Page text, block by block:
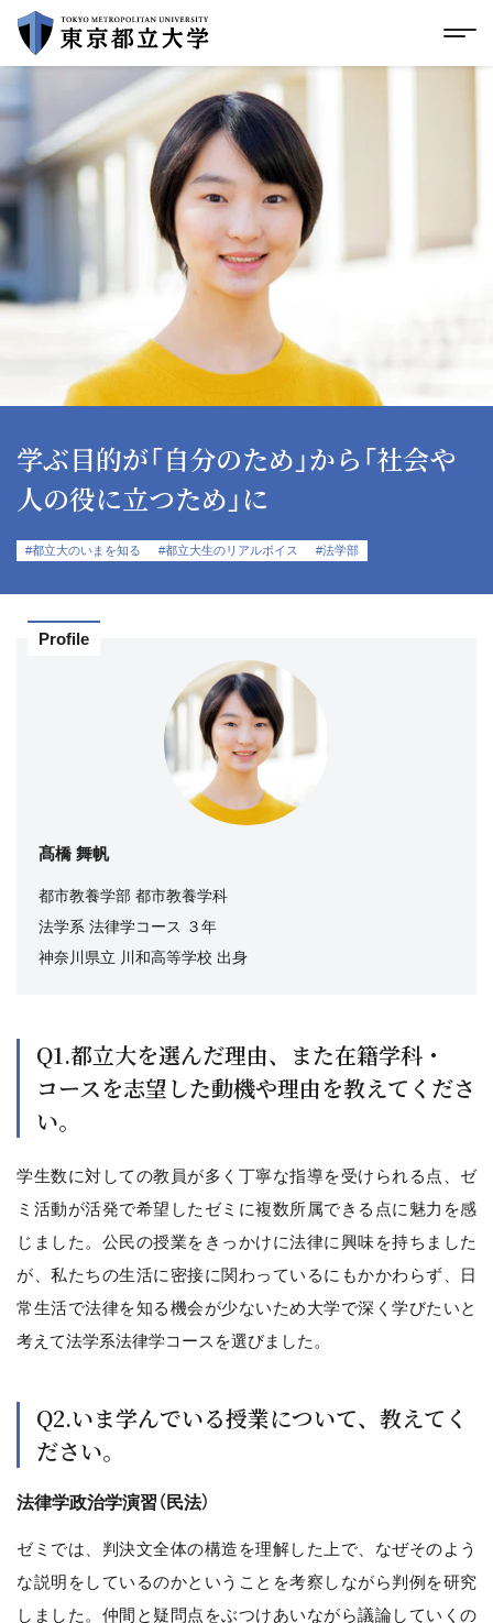
イ
コ
ン
ツ
に
ス
ッ
プ
グローバルメニューにスキップ メ
学ぶ目的が「自分のため」から「社会や
人の役に立つため」に
#都立大のいまを知る #都立大生のリアルボイス #法学部
Profile
髙橋 舞帆
都市教養学部 都市教養学科
法学系 法律学コース ３年
神奈川県立 川和高等学校 出身
Q1.都立大を選んだ理由、また在籍学科・
コースを志望した動機や理由を教えてくださ
い。
学生数に対しての教員が多く丁寧な指導を受けられる点、ゼ
ミ活動が活発で希望したゼミに複数所属できる点に魅力を感
じました。公民の授業をきっかけに法律に興味を持ちました
が、私たちの生活に密接に関わっているにもかかわらず、日
常生活で法律を知る機会が少ないため大学で深く学びたいと
考えて法学系法律学コースを選びました。
Q2.いま学んでいる授業について、教えてく
ださい。
法律学政治学演習（民法）
ゼミでは、判決文全体の構造を理解した上で、なぜそのよう
な説明をしているのかということを考察しながら判例を研究
しました。仲間と疑問点をぶつけあいながら議論していくの